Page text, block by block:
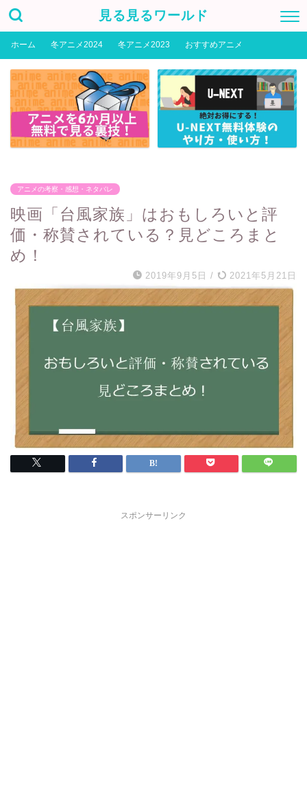
見る見るワールド
ホーム 冬アニメ2024 冬アニメ2023 おすすめアニメ
アニメの考察・感想・ネタバレ
映画「台風家族」はおもしろいと評
価・称賛されている？見どころまと
め！
2019年9月5日 / 2021年5月21日
スポンサーリンク